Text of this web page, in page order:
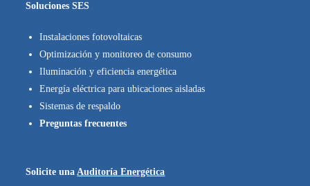
Soluciones SES
Instalaciones fotovoltaicas
Optimización y monitoreo de consumo
Iluminación y eficiencia energética
Energía eléctrica para ubicaciones aisladas
Sistemas de respaldo
Preguntas frecuentes
Solicite unaAuditoría Energética